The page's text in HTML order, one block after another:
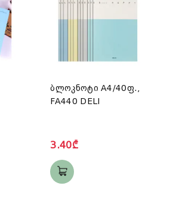
ბლოკნოტი A4/40ფ.,
FA440 DELI
3.40₾